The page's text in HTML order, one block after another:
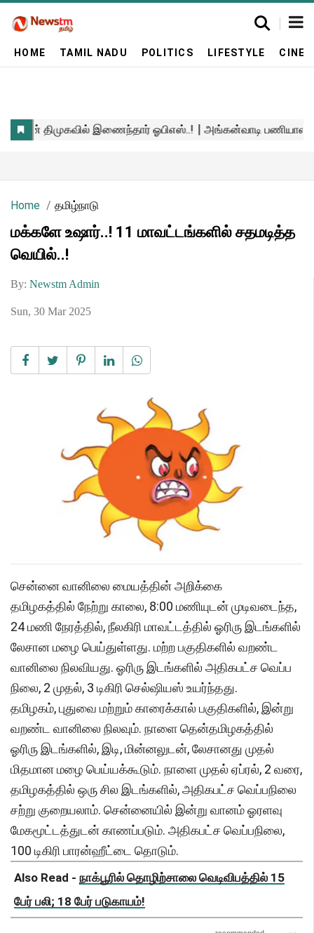
HOME TAMIL NADU POLITICS LIFESTYLE
Home தமிழ்நாடு
மக்களே உஷார்..! 11 மாவட்டங்களில் சதமடித்த
வெயில்..!
By: Newstm Admin
Sun, 30 Mar 2025
சென்னை வானிலை மையத்தின் அறிக்கை
தமிழகத்தில் நேற்று காலை, 8:00 மணியுடன் முடிவடைந்த,
24 மணி நேரத்தில், நீலகிரி மாவட்டத்தில் ஓரிரு இடங்களில்
லேசான மழை பெய்துள்ளது. மற்ற பகுதிகளில் வறண்ட
வானிலை நிலவியது. ஓரிரு இடங்களில் அதிகபட்ச வெப்ப
நிலை, 2 முதல், 3 டிகிரி செல்ஷியஸ் உயர்ந்தது.
தமிழகம், புதுவை மற்றும் காரைக்கால் பகுதிகளில், இன்று
வறண்ட வானிலை நிலவும். நாளை தென்தமிழகத்தில்
ஓரிரு இடங்களில், இடி, மின்னலுடன், லேசானது முதல்
மிதமான மழை பெய்யக்கூடும். நாளை முதல் ஏப்ரல், 2 வரை,
தமிழகத்தில் ஒரு சில இடங்களில், அதிகபட்ச வெப்பநிலை
சற்று குறையலாம். சென்னையில் இன்று வானம் ஓரளவு
மேகமூட்டத்துடன் காணப்படும். அதிகபட்ச வெப்பநிலை,
100 டிகிரி பாரன்ஹீட்டை தொடும்.
Also Read - நாக்பூரில் தொழிற்சாலை வெடிவிபத்தில் 15
பேர் பலி; 18 பேர் படுகாயம்!